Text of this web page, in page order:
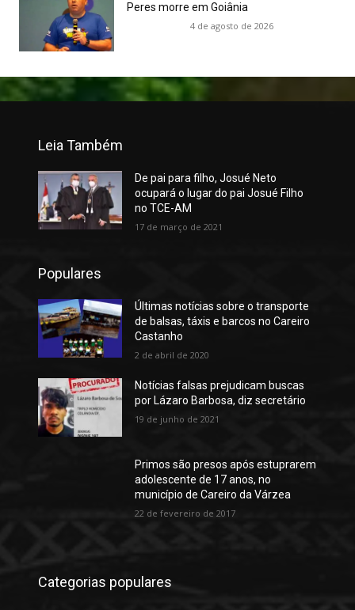
Peres morre em Goiânia
4 de agosto de 2026
Leia Também
De pai para filho, Josué Neto
ocupará o lugar do pai Josué Filho
no TCE-AM
17 de março de 2021
Populares
Últimas notícias sobre o transporte
de balsas, táxis e barcos no Careiro
Castanho
2 de abril de 2020
Notícias falsas prejudicam buscas
por Lázaro Barbosa, diz secretário
19 de junho de 2021
Primos são presos após estuprarem
adolescente de 17 anos, no
município de Careiro da Várzea
22 de fevereiro de 2017
Categorias populares